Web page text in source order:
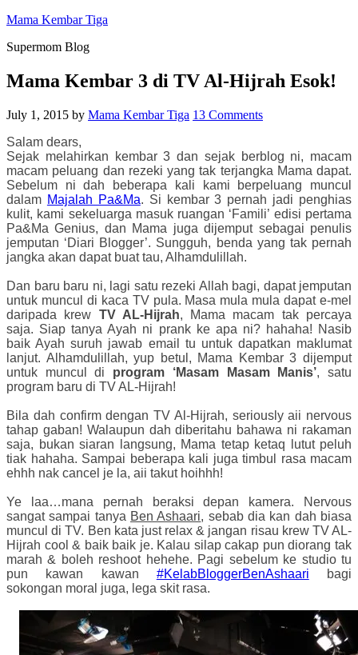
Mama Kembar Tiga
Supermom Blog
Mama Kembar 3 di TV Al-Hijrah Esok!
July 1, 2015 by Mama Kembar Tiga 13 Comments
Salam dears,
Sejak melahirkan kembar 3 dan sejak berblog ni, macam
macam peluang dan rezeki yang tak terjangka Mama dapat.
Sebelum ni dah beberapa kali kami berpeluang muncul
dalam Majalah Pa&Ma. Si kembar 3 pernah jadi penghias
kulit, kami sekeluarga masuk ruangan ‘Famili’ edisi pertama
Pa&Ma Genius, dan Mama juga dijemput sebagai penulis
jemputan ‘Diari Blogger’. Sungguh, benda yang tak pernah
jangka akan dapat buat tau, Alhamdulillah.
Dan baru baru ni, lagi satu rezeki Allah bagi, dapat jemputan
untuk muncul di kaca TV pula. Masa mula mula dapat e-mel
daripada krew TV AL-Hijrah, Mama macam tak percaya
saja. Siap tanya Ayah ni prank ke apa ni? hahaha! Nasib
baik Ayah suruh jawab email tu untuk dapatkan maklumat
lanjut. Alhamdulillah, yup betul, Mama Kembar 3 dijemput
untuk muncul di program ‘Masam Masam Manis’, satu
program baru di TV AL-Hijrah!
Bila dah confirm dengan TV Al-Hijrah, seriously aii nervous
tahap gaban! Walaupun dah diberitahu bahawa ni rakaman
saja, bukan siaran langsung, Mama tetap ketaq lutut peluh
tiak hahaha. Sampai beberapa kali juga timbul rasa macam
ehhh nak cancel je la, aii takut hoihhh!
Ye laa…mana pernah beraksi depan kamera. Nervous
sangat sampai tanya Ben Ashaari, sebab dia kan dah biasa
muncul di TV. Ben kata just relax & jangan risau krew TV AL-
Hijrah cool & baik baik je. Kalau silap cakap pun diorang tak
marah & boleh reshoot hehehe. Pagi sebelum ke studio tu
pun kawan kawan #KelabBloggerBenAshaari bagi
sokongan moral juga, lega skit rasa.